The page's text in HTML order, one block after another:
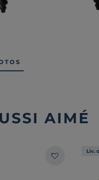
AIMÉ
Liv.